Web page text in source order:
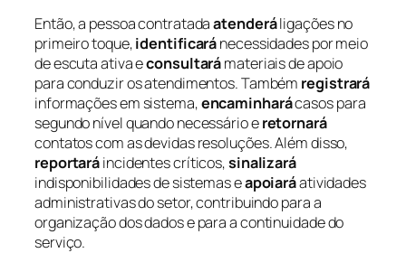
Então, a pessoa contratadaatenderáligações no
primeiro toque,identificaránecessidades por meio
de escuta ativa econsultarámateriais de apoio
para conduzir os atendimentos. Também registrará
informações em sistema,encaminharácasos para
segundo nível quando necessário eretornará
contatos com as devidas resoluções. Além disso,
reportaráincidentes críticos,sinalizará
indisponibilidades de sistemas eapoiaráatividades
administrativas do setor, contribuindo para a
organização dos dados e para a continuidade do
serviço.